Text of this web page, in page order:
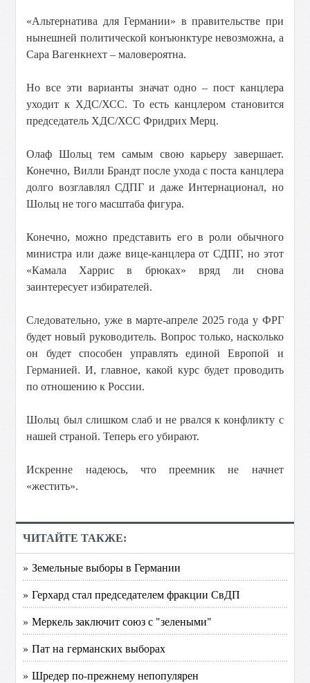
«Альтернатива для Германии» в правительстве при
нынешней политической конъюнктуре невозможна, а
Сара Вагенкнехт – маловероятна.
Но все эти варианты значат одно – пост канцлера
уходит к ХДС/ХСС. То есть канцлером становится
председатель ХДС/ХСС Фридрих Мерц.
Олаф Шольц тем самым свою карьеру завершает.
Конечно, Вилли Брандт после ухода с поста канцлера
долго возглавлял СДПГ и даже Интернационал, но
Шольц не того масштаба фигура.
Конечно, можно представить его в роли обычного
министра или даже вице-канцлера от СДПГ, но этот
«Камала Харрис в брюках» вряд ли снова
заинтересует избирателей.
Следовательно, уже в марте-апреле 2025 года у ФРГ
будет новый руководитель. Вопрос только, насколько
он будет способен управлять единой Европой и
Германией. И, главное, какой курс будет проводить
по отношению к России.
Шольц был слишком слаб и не рвался к конфликту с
нашей страной. Теперь его убирают.
Искренне надеюсь, что преемник не начнет
«жестить».
ЧИТАЙТЕ ТАКЖЕ:
» Земельные выборы в Германии
» Герхард стал председателем фракции СвДП
» Меркель заключит союз с "зелеными"
» Пат на германских выборах
» Шредер по-прежнему непопулярен